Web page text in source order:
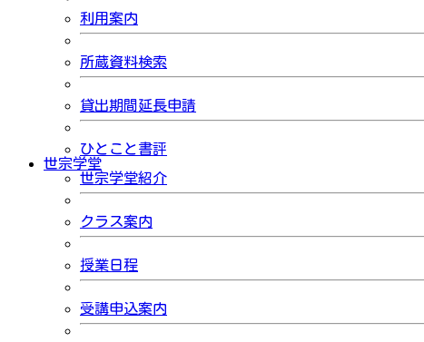
利用案内
所蔵資料検索
貸出期間延長申請
ひとこと書評
世宗学堂
世宗学堂紹介
クラス案内
授業日程
受講申込案内